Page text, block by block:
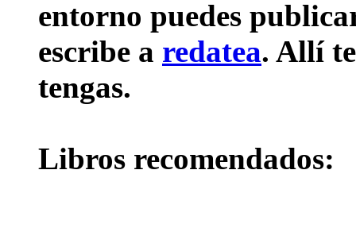
entorno puedes
escribe a redatea. Allí
tengas.
Libros recomendados: